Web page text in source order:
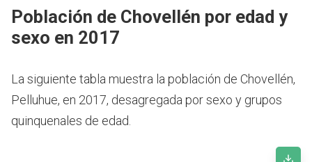
Población de Chovellén por edad y
sexo en 2017
La siguiente tabla muestra la población de Chovellén,
Pelluhue, en 2017, desagregada por sexo y grupos
quinquenales de edad.